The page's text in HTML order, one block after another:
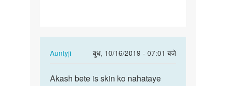
Auntyji
बुध, 10/16/2019 - 07:01 बजे
In
to
Akash
Akash bete is skin ko nahataye